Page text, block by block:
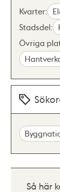
Kvarter:
Stadsdel:
Övriga
Så här